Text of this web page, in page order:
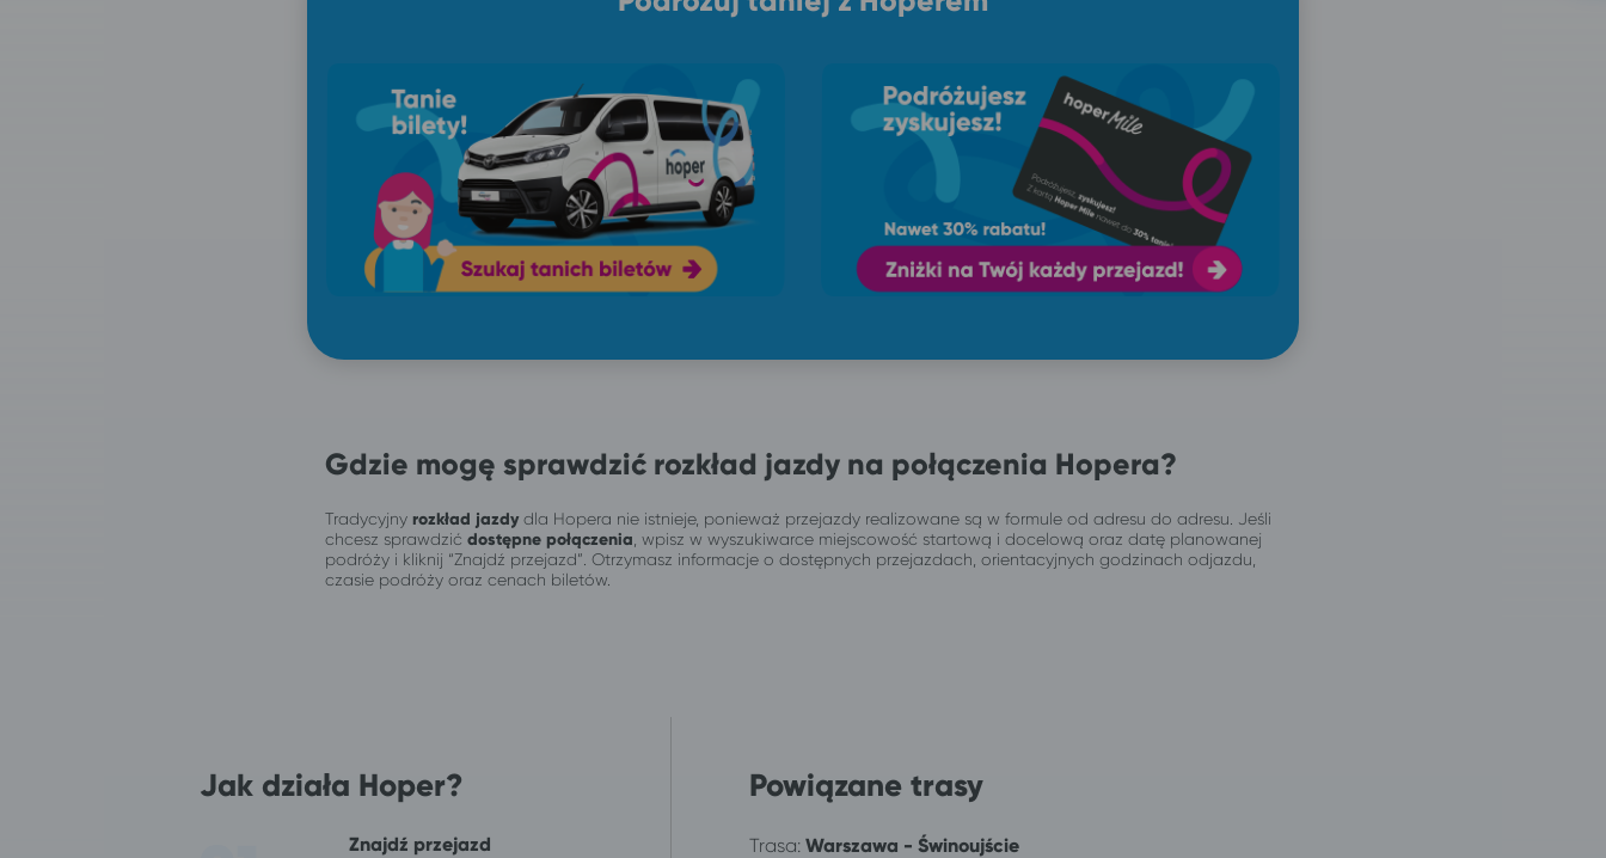
Gdzie mogę sprawdzić rozkład jazdy na połączenia Hopera?
Tradycyjny rozkład jazdydla Hopera nie istnieje, ponieważ przejazdy realizowane są w formule od adresu do adresu. Jeśli
chcesz sprawdzić dostępne połączenia , wpisz w wyszukiwarce miejscowość startową i docelową oraz datę planowanej
podróży i kliknij “Znajdź przejazd”. Otrzymasz informacje o dostępnych przejazdach, orientacyjnych godzinach odjazdu,
czasie podróży oraz cenach biletów.
Jak działa Hoper?
Znajdź przejazd
Powiązane trasy
Trasa: Warszawa - Świnoujście